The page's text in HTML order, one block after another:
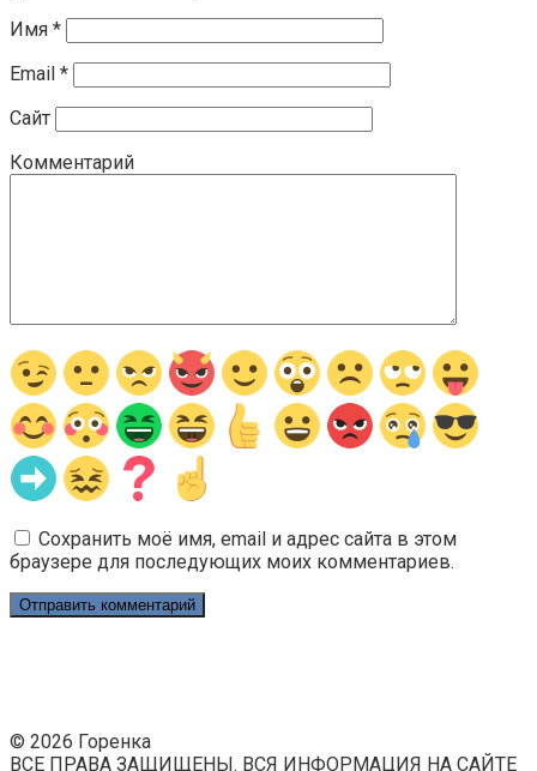
Имя *
Email *
Сайт
Комментарий
Сохранить моё имя, email и адрес сайта в этом
браузере для последующих моих комментариев.
© 2026 Горенка
ВСЕ ПРАВА ЗАЩИЩЕНЫ. ВСЯ ИНФОРМАЦИЯ НА САЙТЕ